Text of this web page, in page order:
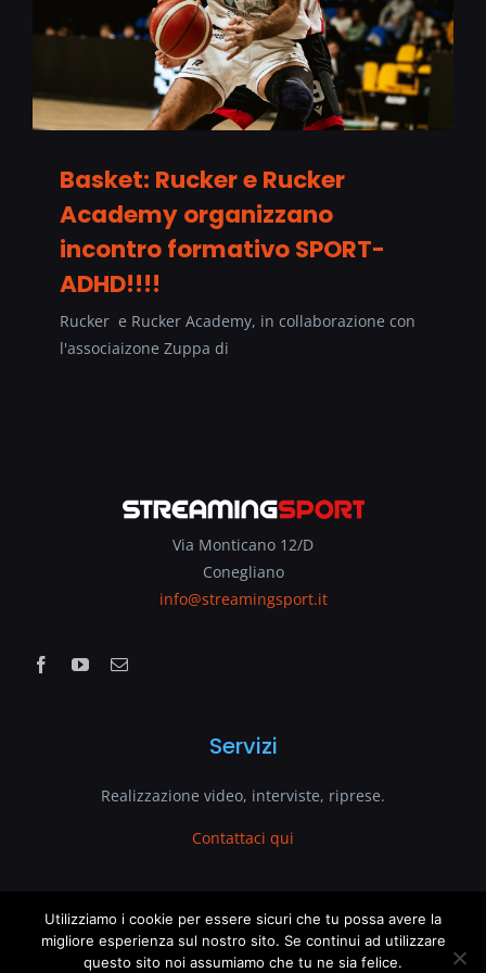
Basket: Rucker e Rucker
Academy organizzano
incontro formativo SPORT-
ADHD!!!!
Rucker e Rucker Academy, in collaborazione con
l'associaizone Zuppa di
Via Monticano 12/D
Conegliano
info@streamingsport.it
Servizi
Realizzazione video, interviste, riprese.
Contattaci qui
www.streamingsport.it
Utilizziamo i cookie per essere sicuri che tu possa avere la
migliore esperienza sul nostro sito. Se continui ad utilizzare
questo sito noi assumiamo che tu ne sia felice.